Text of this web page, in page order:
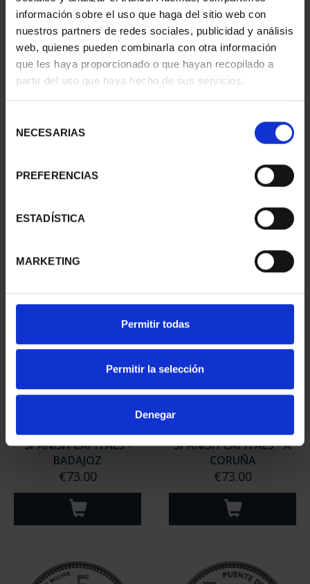
información sobre el uso que haga del sitio web con
nuestros partners de redes sociales, publicidad y análisis
web, quienes pueden combinarla con otra información
que les haya proporcionado o que hayan recopilado a
partir del uso que haya hecho de sus servicios.
NECESARIAS
PREFERENCIAS
ESTADÍSTICA
MARKETING
Permitir todas
Permitir la selección
Denegar
ALICANTE
€73.00
SPANISH CAPITALS -
BADAJOZ
€73.00
SPANISH CAPITALS - A
CORUÑA
€73.00